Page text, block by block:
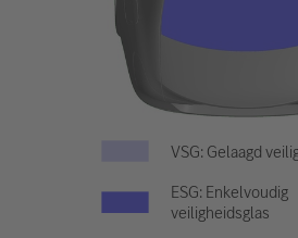
VSG: Gelaagd
ESG: Enkelvoudig
veiligheidsglas